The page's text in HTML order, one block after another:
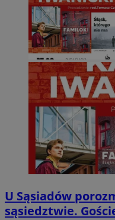
U Sąsiadów
sąsiedztwie.